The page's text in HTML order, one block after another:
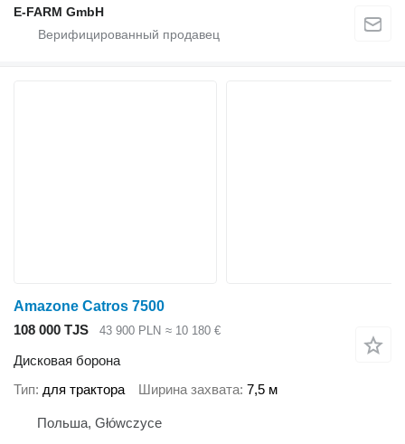
E-FARM GmbH
Amazone Catros 7500
108 000 TJS
43 900 PLN ≈ 10 180 €
Дисковая борона
Тип для трактора Ширина захвата 7,5 м
Польша, Główczyce